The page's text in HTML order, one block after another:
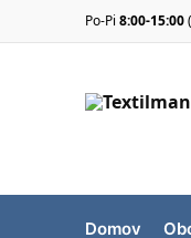
Po-Pi 8:00-15:00
Domov